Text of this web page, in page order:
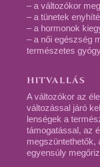
– a változókor
– a tünetek
– a hormonok
– a női egészség
természetes
HITVALLÁS
A változókor az
változással járó
lenségek a
támogatással, az
megszüntethetők,
egyensúly